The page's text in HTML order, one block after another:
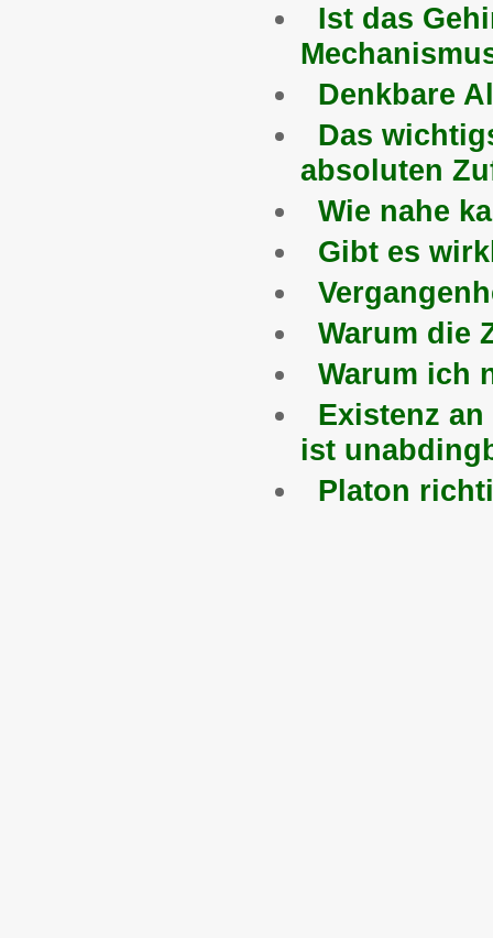
Ist das
Denkbare
Das
absoluten
Wie nahe
Gibt es
Warum die
Warum ich
Existenz
ist
Platon